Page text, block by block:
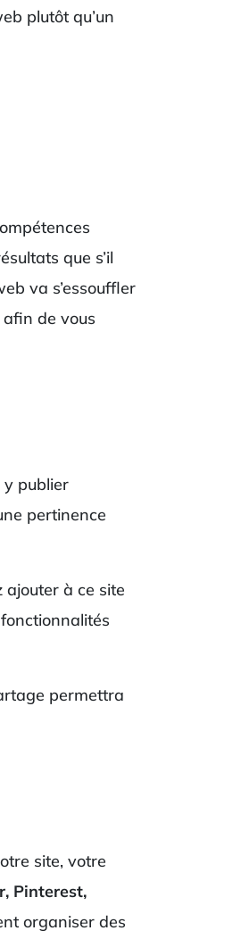
plutôt qu’un
que s’il
va s’essouffler
de vous
y publier
pertinence
ajouter à ce site
permettra
site, votre
Pinterest,
organiser des